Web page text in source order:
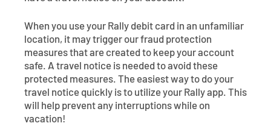
When you use your Rally debit card in an unfamiliar
location, it may trigger our fraud protection
measures that are created to keep your account
safe. A travel notice is needed to avoid these
protected measures. The easiest way to do your
travel notice quickly is to utilize your Rally app. This
will help prevent any interruptions while on
vacation!